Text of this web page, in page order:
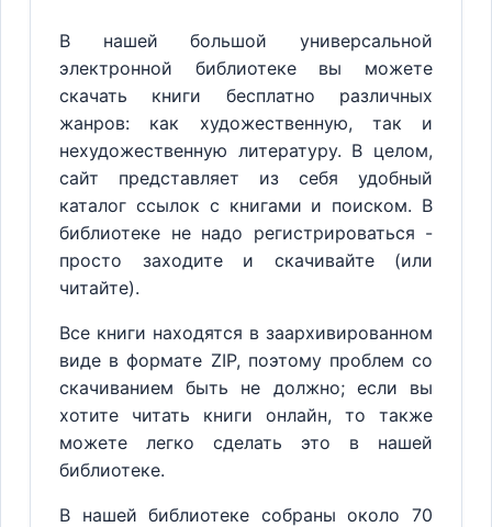
В нашей большой универсальной
электронной библиотеке вы можете
скачать книги бесплатно различных
жанров: как художественную, так и
нехудожественную литературу. В целом,
сайт представляет из себя удобный
каталог ссылок с книгами и поиском. В
библиотеке не надо регистрироваться -
просто заходите и скачивайте (или
читайте).
Все книги находятся в заархивированном
виде в формате ZIP, поэтому проблем со
скачиванием быть не должно; если вы
хотите читать книги онлайн, то также
можете легко сделать это в нашей
библиотеке.
В нашей библиотеке собраны около 70